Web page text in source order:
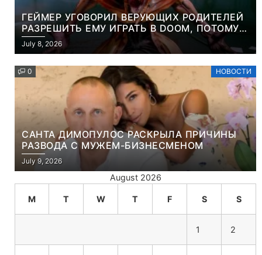
ГЕЙМЕР УГОВОРИЛ ВЕРУЮЩИХ РОДИТЕЛЕЙ
РАЗРЕШИТЬ ЕМУ ИГРАТЬ В DOOM, ПОТОМУ
ЧТО ЭТО ХРИСТИАНСКАЯ ИГРА ПРО
УБИЙСТВО ДЕМОНОВ
July 8, 2026
0 НОВОСТИ
САНТА ДИМОПУЛОС РАСКРЫЛА ПРИЧИНЫ
РАЗВОДА С МУЖЕМ-БИЗНЕСМЕНОМ
July 9, 2026
August 2026
M T W T F S S
1 2